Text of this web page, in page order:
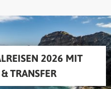
2026 MIT
TRANSFER